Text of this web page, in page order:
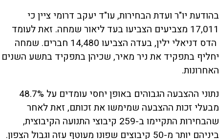
בהודעת יו"ר ועדת הבחירות, עו"ד יעקב דרומי ציין כי
17,011 מצביעים הצביעו בעד ליאור שמחה. זאת לעומד
הדס דניאלי ילין, בעדה הצביעו 14,480 חברים. שמחה
יחליף בתפקיד את ניר מאיר, שכיהן בתפקיד בתשע השנים
האחרונות.
נתוני ההצבעה הגבוהים באופן יחסי עומדים על 48.7%
מבעלי זכות ההצבעה שמימשו את זכותם, זאת לאחר
שהבחירות התקיימו ב-259 קיבוצי התנועה הקיבוצית,
ביניהם יותר מ-50 קיבוצים שפונו מעוטף עזה וגבול הצפון.